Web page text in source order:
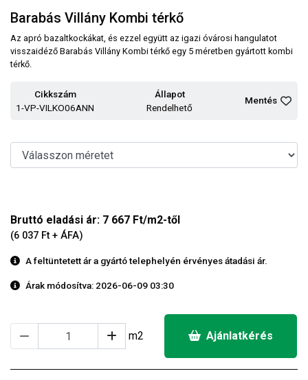
Barabás Villány Kombi térkő
Az apró bazaltkockákat, és ezzel együtt az igazi óvárosi hangulatot
visszaidéző Barabás Villány Kombi térkő egy 5 méretben gyártott kombi
térkő.
Cikkszám
1-VP-VILKO06ANN
Állapot
Rendelhető
Mentés
Bruttó eladási ár: 7 667 Ft/m2-től
(6 037 Ft + ÁFA)
A feltüntetett ár a gyártó telephelyén érvényes átadási ár.
Árak módosítva: 2026-06-09 03:30
m2 Ajánlatkérés